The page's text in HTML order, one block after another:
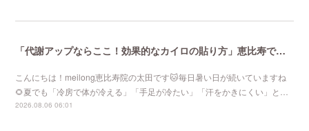
「代謝アップならここ！効果的なカイロの貼り方」恵比寿で口コミNo 1美容鍼灸ならmeilong
こんにちは！meilong恵比寿院の太田です🐱毎日暑い日が続いていますね
🌻夏でも「冷房で体が冷える」「手足が冷たい」「汗をかきにくい」と…
2026.08.06 06:01